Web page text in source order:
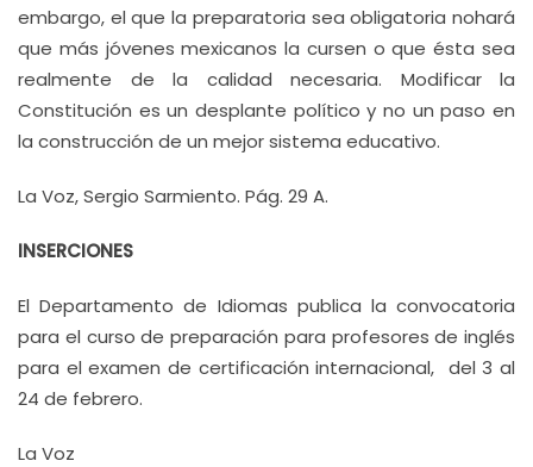
embargo, el que la preparatoria sea obligatoria nohará
que más jóvenes mexicanos la cursen o que ésta sea
realmente de la calidad necesaria. Modificar la
Constitución es un desplante político y no un paso en
la construcción de un mejor sistema educativo.
La Voz, Sergio Sarmiento. Pág. 29 A.
INSERCIONES
El Departamento de Idiomas publica la convocatoria
para el curso de preparación para profesores de inglés
para el examen de certificación internacional, del 3 al
24 de febrero.
La Voz